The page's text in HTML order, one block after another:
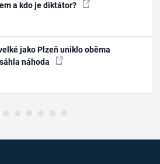
a kdo je diktátor?
jako Plzeň uniklo oběma
náhoda